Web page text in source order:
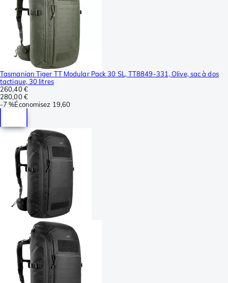
Tasmanian Tiger TT Modular Pack 30 SL, TT8849-331, Olive, sac à dos
tactique, 30 litres
260,40 €
280,00 €
-7 %Économisez 19,60